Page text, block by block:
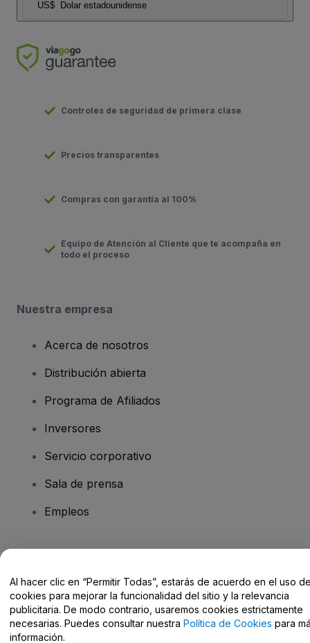
US$ Dolar estadounidense
Controles de seguridad de primera clase
Precios transparentes
Compras con garantía al 100%
Equipo de Atención al Cliente que te acompaña en
todo el proceso
Nuestra empresa
Acerca de nosotros
Distribución abierta
Programa de Afiliados
Inversores
Servicio corporativo
Sala de prensa
Empleos
Centro de Ayuda / Contacto
Al hacer clic en “Permitir Todas”, estarás de acuerdo en el uso
cookies para mejorar la funcionalidad del sitio y la relevancia
publicitaria. De modo contrario, usaremos cookies estrictamente
necesarias. Puedes consultar nuestra Política de Cookies para
información.